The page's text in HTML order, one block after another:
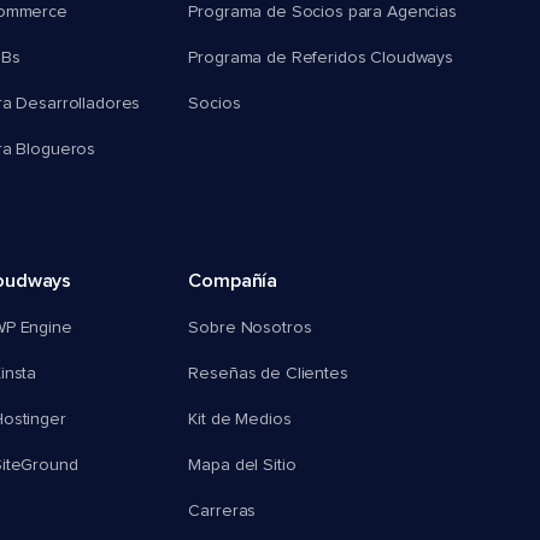
Desarrolladores
Blogueros
Programa de Socios para Agencias
Programa de Referidos Cloudways
Socios
Engine
Compañía
Sobre Nosotros
Reseñas de Clientes
Kit de Medios
Mapa del Sitio
Carreras